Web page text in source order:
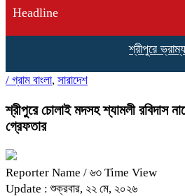
Headline
শ্রীপুরে
/ গ্রাম বাংলা, সারাদেশ
শ্রীপুরে চোলাই মদসহ শ্যামলী রবিদাস
গ্রেফতার
Reporter Name / ৬৩ Time View
Update : শুক্রবার, ২২ মে, ২০২৬